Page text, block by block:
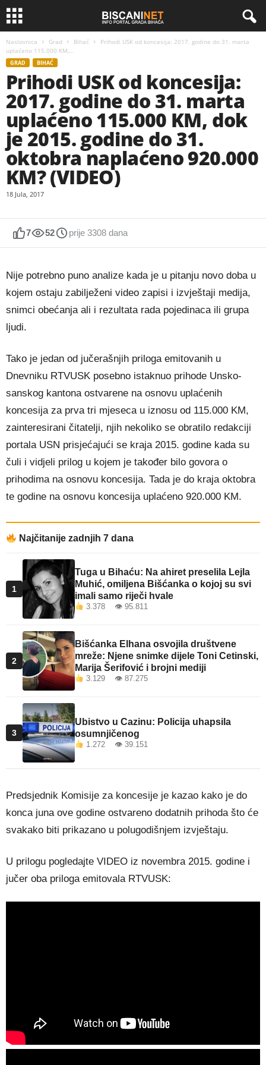
Naslovnica Grad Bihać
Prihodi USK od koncesija: 2017. godine do 31. marta
uplaćeno 115.000 KM,...
GRAD BIHAĆ
Prihodi USK od koncesija:
2017. godine do 31. marta
uplaćeno 115.000 KM, dok
je 2015. godine do 31.
oktobra naplaćeno 920.000
KM? (VIDEO)
18 Jula, 2017
7 52 prije 3308 dana
Nije potrebno puno analize kada je u pitanju novo doba u
kojem ostaju zabilježeni video zapisi i izvještaji medija,
snimci obećanja ali i rezultata rada pojedinaca ili grupa
ljudi.
Tako je jedan od jučerašnjih priloga emitovanih u
Dnevniku RTVUSK posebno istaknuo prihode Unsko-
sanskog kantona ostvarene na osnovu uplaćenih
koncesija za prva tri mjeseca u iznosu od 115.000 KM,
zainteresirani čitatelji, njih nekoliko se obratilo redakciji
portala USN prisjećajući se kraja 2015. godine kada su
čuli i vidjeli prilog u kojem je također bilo govora o
prihodima na osnovu koncesija. Tada je do kraja oktobra
te godine na osnovu koncesija uplaćeno 920.000 KM.
Najčitanije zadnjih 7 dana
1
Tuga u Bihaću: Na ahiret preselila Lejla
Muhić, omiljena Bišćanka o kojoj su svi
imali samo riječi hvale
3.378 👁 95.811
2
Bišćanka Elhana osvojila društvene
mreže: Njene snimke dijele Toni Cetinski,
Marija Šerifović i brojni mediji
3.129 👁 87.275
3
Ubistvo u Cazinu: Policija uhapsila
osumnjičenog
1.272 👁 39.151
Predsjednik Komisije za koncesije je kazao kako je do
konca juna ove godine ostvareno dodatnih prihoda što će
svakako biti prikazano u polugodišnjem izvještaju.
U prilogu pogledajte VIDEO iz novembra 2015. godine i
jučer oba priloga emitovala RTVUSK: